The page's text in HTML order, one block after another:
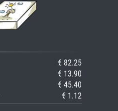
€ 82.25
€ 13.90
€ 45.40
€ 1.12